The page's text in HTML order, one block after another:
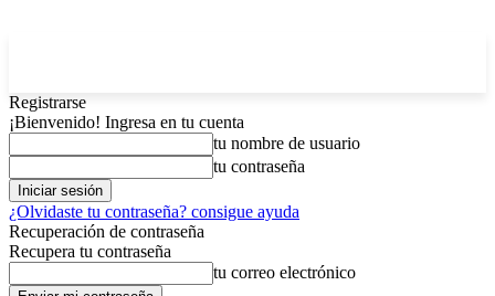
Registrarse
¡Bienvenido! Ingresa en tu cuenta
tu nombre de usuario
tu contraseña
¿Olvidaste tu contraseña? consigue ayuda
Recuperación de contraseña
Recupera tu contraseña
tu correo electrónico